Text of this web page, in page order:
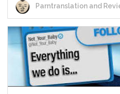
Parntranslation and